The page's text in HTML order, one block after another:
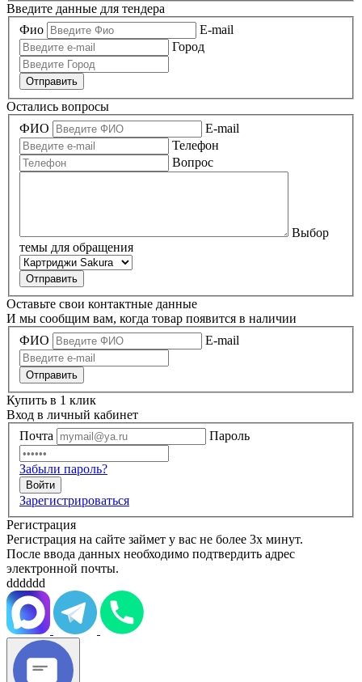
Введите данные для тендера
Фио
E-mail
Город
Отправить
Остались вопросы
ФИО
E-mail
Телефон
Вопрос
Выбор
темы для обращения
Оставьте свои контактные данные
И мы сообщим вам, когда товар появится в наличии
ФИО
E-mail
Купить в 1 клик
Вход в личный кабинет
Почта
Пароль
Забыли пароль?
Зарегистрироваться
Регистрация
Регистрация на сайте займет у вас не более 3х минут.
После ввода данных необходимо подтвердить адрес
электронной почты.
dddddd